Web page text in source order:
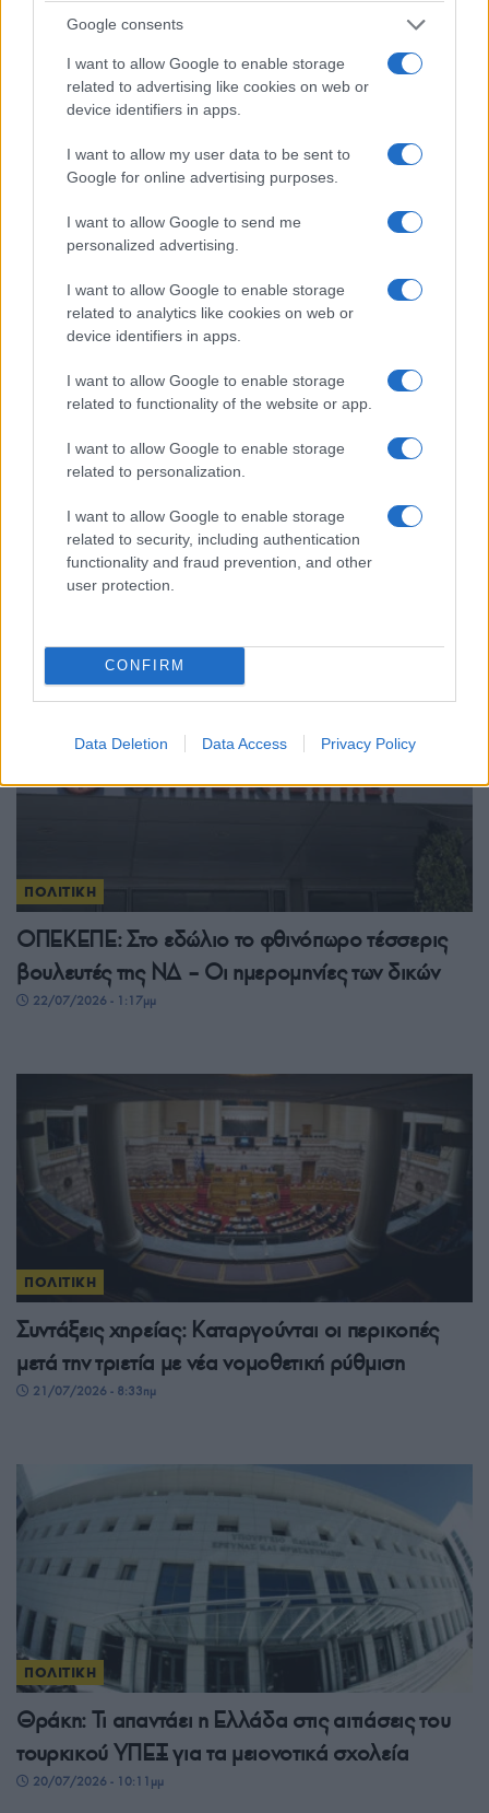
Google consents
I want to allow Google to enable storage
related to advertising like cookies on web or
device identifiers in apps.
I want to allow my user data to be sent to
Google for online advertising purposes.
I want to allow Google to send me
personalized advertising.
I want to allow Google to enable storage
related to analytics like cookies on web or
device identifiers in apps.
I want to allow Google to enable storage
related to functionality of the website or app.
I want to allow Google to enable storage
related to personalization.
I want to allow Google to enable storage
related to security, including authentication
functionality and fraud prevention, and other
user protection.
CONFIRM
Data Deletion Data Access Privacy Policy
ΠΟΛΙΤΙΚΗ
Άρση ασυλίας για τον Μάριο Σαλμά – Βαριές
καταγγελίες κατά Γεωργιάδη
22/07/2026 - 4:28μμ
ΠΟΛΙΤΙΚΗ
ΣΥΡΙΖΑ: Ο πρώην πρόεδρος Σωκράτης
Φάμελλος έκλεισε την πόρτα – «Αδιέξοδο και
περιχαράκωση»
ΠΟΛΙΤΙΚΗ
ΟΠΕΚΕΠΕ: Στο εδώλιο το φθινόπωρο τέσσερις
βουλευτές της ΝΔ – Οι ημερομηνίες των δικών
22/07/2026 - 1:17μμ
ΠΟΛΙΤΙΚΗ
Συντάξεις χηρείας: Καταργούνται οι περικοπές
μετά την τριετία με νέα νομοθετική ρύθμιση
21/07/2026 - 8:33πμ
ΠΟΛΙΤΙΚΗ
Θράκη: Τι απαντάει η Ελλάδα στις αιτιάσεις του
τουρκικού ΥΠΕΞ για τα μειονοτικά σχολεία
20/07/2026 - 10:11μμ